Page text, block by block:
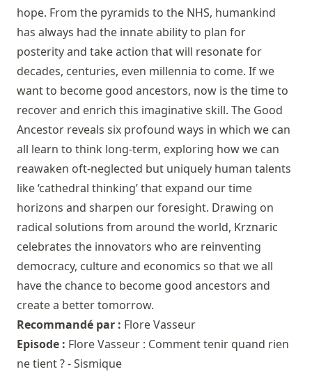
hope. From the pyramids to the NHS, humankind
has always had the innate ability to plan for
posterity and take action that will resonate for
decades, centuries, even millennia to come. If we
want to become good ancestors, now is the time to
recover and enrich this imaginative skill. The Good
Ancestor reveals six profound ways in which we can
all learn to think long-term, exploring how we can
reawaken oft-neglected but uniquely human talents
like ‘cathedral thinking’ that expand our time
horizons and sharpen our foresight. Drawing on
radical solutions from around the world, Krznaric
celebrates the innovators who are reinventing
democracy, culture and economics so that we all
have the chance to become good ancestors and
create a better tomorrow.
Recommandé par : Flore Vasseur
Episode : Flore Vasseur : Comment tenir quand rien
ne tient ? - Sismique